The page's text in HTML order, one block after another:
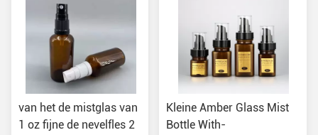
van het de mistglas van
1 oz fijne de nevelfles 2
Kleine Amber Glass Mist
Bottle With-